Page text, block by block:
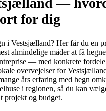
for dig
i Vestsjælland? Her får du en
almindelige måder at få
— med konkrete
overvejelser for
års erfaring med hegn
i regionen, så du kan
projekt og budget.